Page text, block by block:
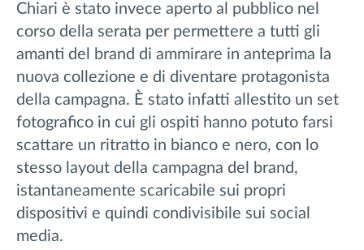
Chiari è stato invece aperto al pubblico nel
corso della serata per permettere a tutti gli
amanti del brand di ammirare in anteprima la
nuova collezione e di diventare protagonista
della campagna. È stato infatti allestito un set
fotografico in cui gli ospiti hanno potuto farsi
scattare un ritratto in bianco e nero, con lo
stesso layout della campagna del brand,
istantaneamente scaricabile sui propri
dispositivi e quindi condivisibile sui social
media.